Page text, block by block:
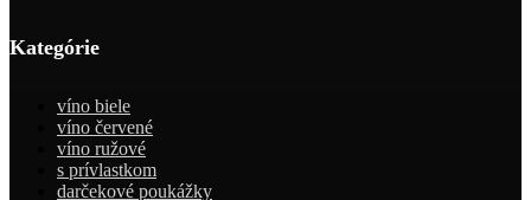
Kategórie
víno biele
víno červené
víno ružové
s prívlastkom
darčekové poukážky